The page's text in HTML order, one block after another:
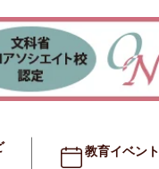
教育イベント